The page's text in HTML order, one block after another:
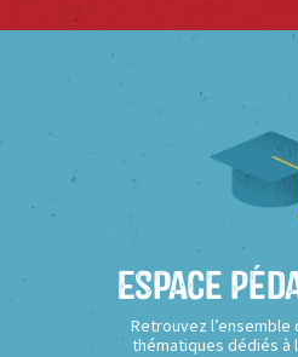
Espace
Retrouvez
thématiques dédiés à